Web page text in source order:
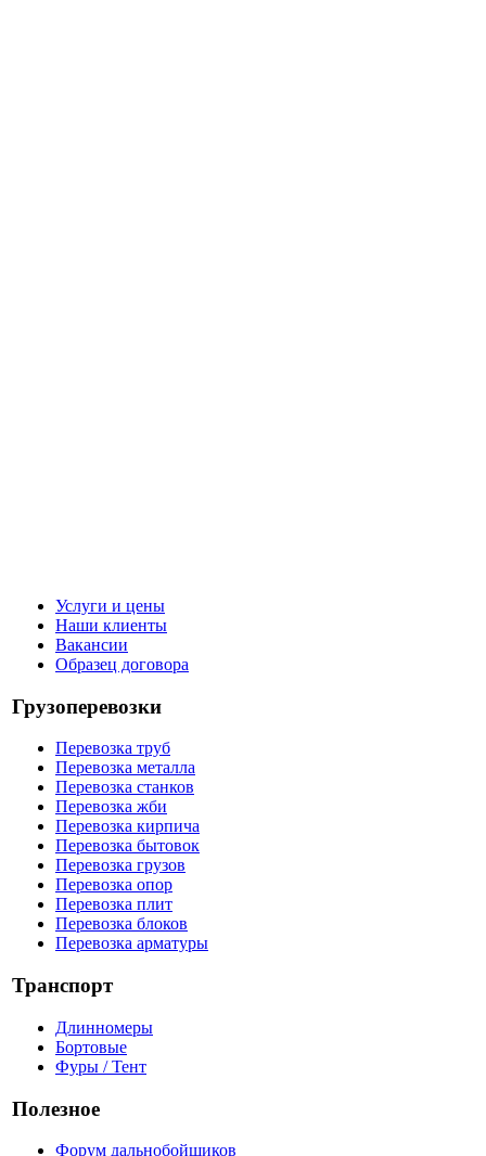
Услуги и цены
Наши клиенты
Вакансии
Образец договора
Грузоперевозки
Перевозка труб
Перевозка металла
Перевозка станков
Перевозка жби
Перевозка кирпича
Перевозка бытовок
Перевозка грузов
Перевозка опор
Перевозка плит
Перевозка блоков
Перевозка арматуры
Транспорт
Длинномеры
Бортовые
Фуры / Тент
Полезное
Форум дальнобойщиков